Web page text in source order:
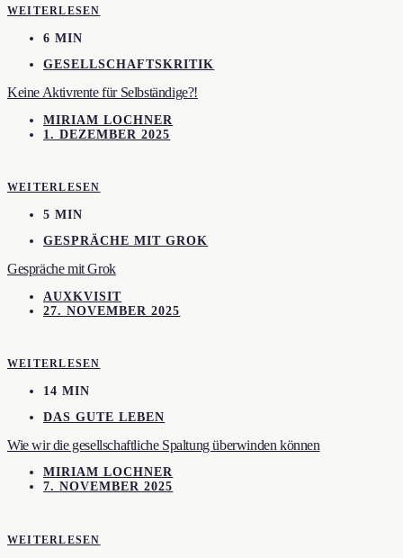
WEITERLESEN
6 MIN
GESELLSCHAFTSKRITIK
Keine Aktivrente für Selbständige?!
MIRIAM LOCHNER
1. DEZEMBER 2025
WEITERLESEN
5 MIN
GESPRÄCHE MIT GROK
Gespräche mit Grok
AUXKVISIT
27. NOVEMBER 2025
WEITERLESEN
14 MIN
DAS GUTE LEBEN
Wie wir die gesellschaftliche Spaltung überwinden können
MIRIAM LOCHNER
7. NOVEMBER 2025
WEITERLESEN